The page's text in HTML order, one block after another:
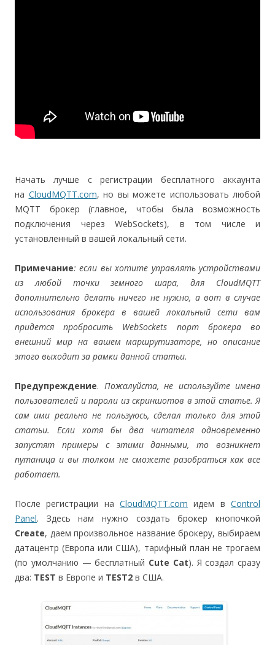
Начать лучше с регистрации бесплатного аккаунта
на CloudMQTT.com, но вы можете использовать любой
MQTT брокер (главное, чтобы была возможность
подключения через WebSockets), в том числе и
установленный в вашей локальный сети.
Примечание: если вы хотите управлять устройствами
из любой точки земного шара, для CloudMQTT
дополнительно делать ничего не нужно, а вот в случае
использования брокера в вашей локальный сети вам
придется пробросить WebSockets порт брокера во
внешний мир на вашем маршрутизаторе, но описание
этого выходит за рамки данной статьи.
Предупреждение. Пожалуйста, не используйте имена
пользователей и пароли из скриншотов в этой статье. Я
сам ими реально не пользуюсь, сделал только для этой
статьи. Если хотя бы два читателя одновременно
запустят примеры с этими данными, то возникнет
путаница и вы толком не сможете разобраться как все
работает.
После регистрации на CloudMQTT.com идем в Control
Panel. Здесь нам нужно создать брокер кнопочкой
Create, даем произвольное название брокеру, выбираем
датацентр (Европа или США), тарифный план не трогаем
(по умолчанию — бесплатный Cute Cat). Я создал сразу
два: TEST в Европе и TEST2 в США.